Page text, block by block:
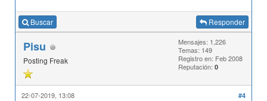
Buscar Responder
Pisu
Posting Freak
Mensajes: 1,226
Temas: 149
Registro en: Feb 2008
Reputación: 0
#4
22-07-2019, 13:08